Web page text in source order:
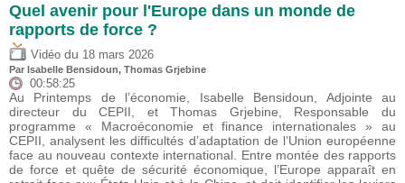
Quel avenir pour l'Europe dans un monde de
rapports de force ?
Vidéo du 18 mars 2026
Par Isabelle Bensidoun, Thomas Grjebine
00:58:25
Au Printemps de l’économie, Isabelle Bensidoun, Adjointe au
directeur du CEPII, et Thomas Grjebine, Responsable du
programme « Macroéconomie et finance internationales » au
CEPII, analysent les difficultés d’adaptation de l’Union européenne
face au nouveau contexte international. Entre montée des rapports
de force et quête de sécurité économique, l’Europe apparaît en